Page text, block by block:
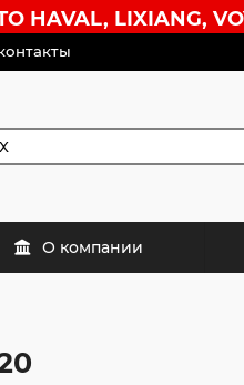
LIXIANG,
О компании